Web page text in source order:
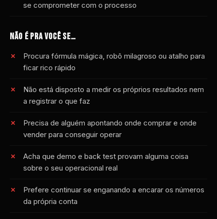
se comprometer com o processo
NÃO É PRA VOCÊ SE…
Procura fórmula mágica, robô milagroso ou atalho para
ficar rico rápido
Não está disposto a medir os próprios resultados nem
a registrar o que faz
Precisa de alguém apontando onde comprar e onde
vender para conseguir operar
Acha que demo e back test provam alguma coisa
sobre o seu operacional real
Prefere continuar se enganando a encarar os números
da própria conta